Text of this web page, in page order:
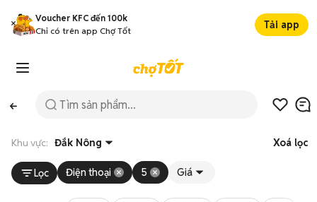
Voucher KFC đến 100k
Chỉ có trên app Chợ Tốt
Tải app
Khu vực: Đắk Nông Xoá lọc
Lọc Điện thoại 5 Giá